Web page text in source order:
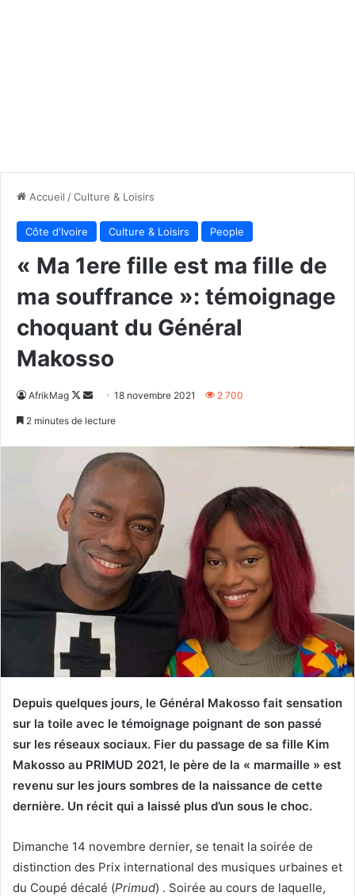
Accueil /Culture & Loisirs
Côte d'Ivoire Culture & Loisirs People
« Ma 1ere fille est ma fille de
ma souffrance »: témoignage
choquant du Général
Makosso
AfrikMag
Follow
Envoyer18 novembre 2021 2 700
2 minutes de lecture
Depuis quelques jours, le Général Makosso fait sensation
sur la toile avec le témoignage poignant de son passé
sur les réseaux sociaux. Fier du passage de sa fille Kim
Makosso au PRIMUD 2021, le père de la « marmaille » est
revenu sur les jours sombres de la naissance de cette
dernière. Un récit qui a laissé plus d’un sous le choc.
Dimanche 14 novembre dernier, se tenait la soirée de
distinction des Prix international des musiques urbaines et
du Coupé décalé (Primud) . Soirée au cours de laquelle,